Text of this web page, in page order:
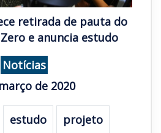
retirada de pauta do
e anuncia estudo
Notícias
de 2020
estudo projeto